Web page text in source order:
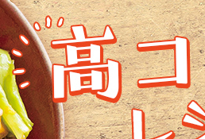
きめき時間
野菜レシピ
1歳半からの幼児食
副菜
汁物
お弁当